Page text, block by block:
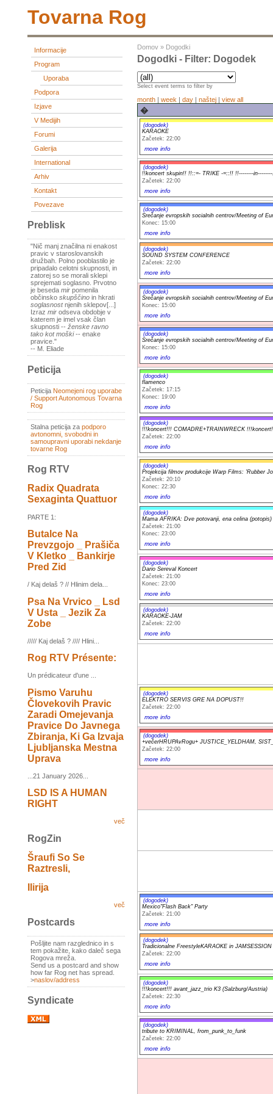
Tovarna Rog
Informacije
Program
Uporaba
Podpora
Izjave
V Medijih
Forumi
Galerija
International
Arhiv
Kontakt
Povezave
Preblisk
"Nič manj značilna ni enakost
pravic v staroslovanskih
družbah. Polno pooblastilo je
pripadalo celotni skupnosti, in
zatorej so se morali sklepi
sprejemati soglasno. Prvotno
je beseda mir pomenila
občinsko skupščino in hkrati
soglasnostnjenih sklepov[...]
Izraz mir odseva obdobje v
katerem je imel vsak član
skupnosti -- ženske ravno
tako kot moški-- enake
pravice."
-- M. Eliade
Peticija
Peticija Neomejeni rog uporabe
/ Support Autonomous Tovarna
Rog
Stalna peticija za podporo
avtonomni, svobodni in
samoupravni uporabi nekdanje
tovarne Rog
Rog RTV
Radix Quadrata
Sexaginta Quattuor
PARTE 1:
Butalce Na
Prevzgojo _ Prašiča
V Kletko _ Bankirje
Pred Zid
/ Kaj delaš ? // Hlinim dela...
Psa Na Vrvico _ Lsd
V Usta _ Jezik Za
Zobe
///// Kaj delaš ? //// Hlini...
Rog RTV Présente:
Un prédicateur d'une ...
Pismo Varuhu
Človekovih Pravic
Zaradi Omejevanja
Pravice Do Javnega
Zbiranja, Ki Ga Izvaja
Ljubljanska Mestna
Uprava
...21 January 2026...
LSD IS A HUMAN
RIGHT
več
RogZin
Šraufi So Se
Raztresli,
Ilirija
več
Postcards
Pošljite nam razglednico in s
tem pokažite, kako daleč sega
Rogova mreža.
Send us a postcard and show
how far Rog net has spread.
>naslov/address
Syndicate
Domov » Dogodki
Dogodki - Filter: Dogodek
Select event terms to filter by
month | week | day | naštej | view all
�
(dogodek)
KARAOKE
Začetek: 22:00
more info
(dogodek)
!!koncert skupin!! !!::=- TRIKE -=::!! !!--------
Začetek: 22:00
more info
(dogodek)
Srečanje evropskih socialnih centrov/Meeting of
Konec: 15:00
more info
(dogodek)
SOUND SYSTEM CONFERENCE
Začetek: 22:00
more info
(dogodek)
Srečanje evropskih socialnih centrov/Meeting of
Konec: 15:00
more info
(dogodek)
Srečanje evropskih socialnih centrov/Meeting of
Konec: 15:00
more info
(dogodek)
flamenco
Začetek: 17:15
Konec: 19:00
more info
(dogodek)
!!!koncert!!! COMADRE+TRAINWRECK
Začetek: 22:00
more info
(dogodek)
Projekcija filmov produkcije Warp Films: 'Rubber
Začetek: 20:10
Konec: 22:30
more info
(dogodek)
Mama AFRIKA: Dve potovanji, ena celina (potopis)
Začetek: 21:00
Konec: 23:00
more info
(dogodek)
Dario Sereval Koncert
Začetek: 21:00
Konec: 23:00
more info
(dogodek)
KARAOKE-JAM
Začetek: 22:00
more info
(dogodek)
ELEKTRO SERVIS GRE NA DOPUST!!
Začetek: 22:00
more info
(dogodek)
+večerHRUPAvRogu+ JUSTICE_YELDHAM,
Začetek: 22:00
more info
(dogodek)
Mexico"Flash Back" Party
Začetek: 21:00
more info
(dogodek)
Tradicionalne FreestyleKARAOKE in JAMSESSION
Začetek: 22:00
more info
(dogodek)
!!!koncert!!! avant_jazz_trio K3 (Salzburg/Austria)
Začetek: 22:30
more info
(dogodek)
tribute to KRIMINAL, from_punk_to_funk
Začetek: 22:00
more info